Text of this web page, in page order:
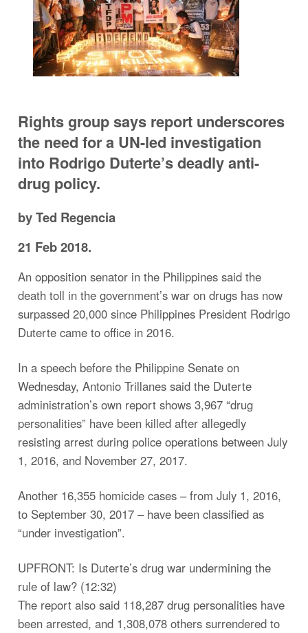
Rights group says report underscores
the need for a UN-led investigation
into Rodrigo Duterte’s deadly anti-
drug policy.
by Ted Regencia
21 Feb 2018.
An opposition senator in the Philippines said the
death toll in the government’s war on drugs has now
surpassed 20,000 since Philippines President Rodrigo
Duterte came to office in 2016.
In a speech before the Philippine Senate on
Wednesday, Antonio Trillanes said the Duterte
administration’s own report shows 3,967 “drug
personalities” have been killed after allegedly
resisting arrest during police operations between July
1, 2016, and November 27, 2017.
Another 16,355 homicide cases – from July 1, 2016,
to September 30, 2017 – have been classified as
“under investigation”.
UPFRONT: Is Duterte’s drug war undermining the
rule of law? (12:32)
The report also said 118,287 drug personalities have
been arrested, and 1,308,078 others surrendered to